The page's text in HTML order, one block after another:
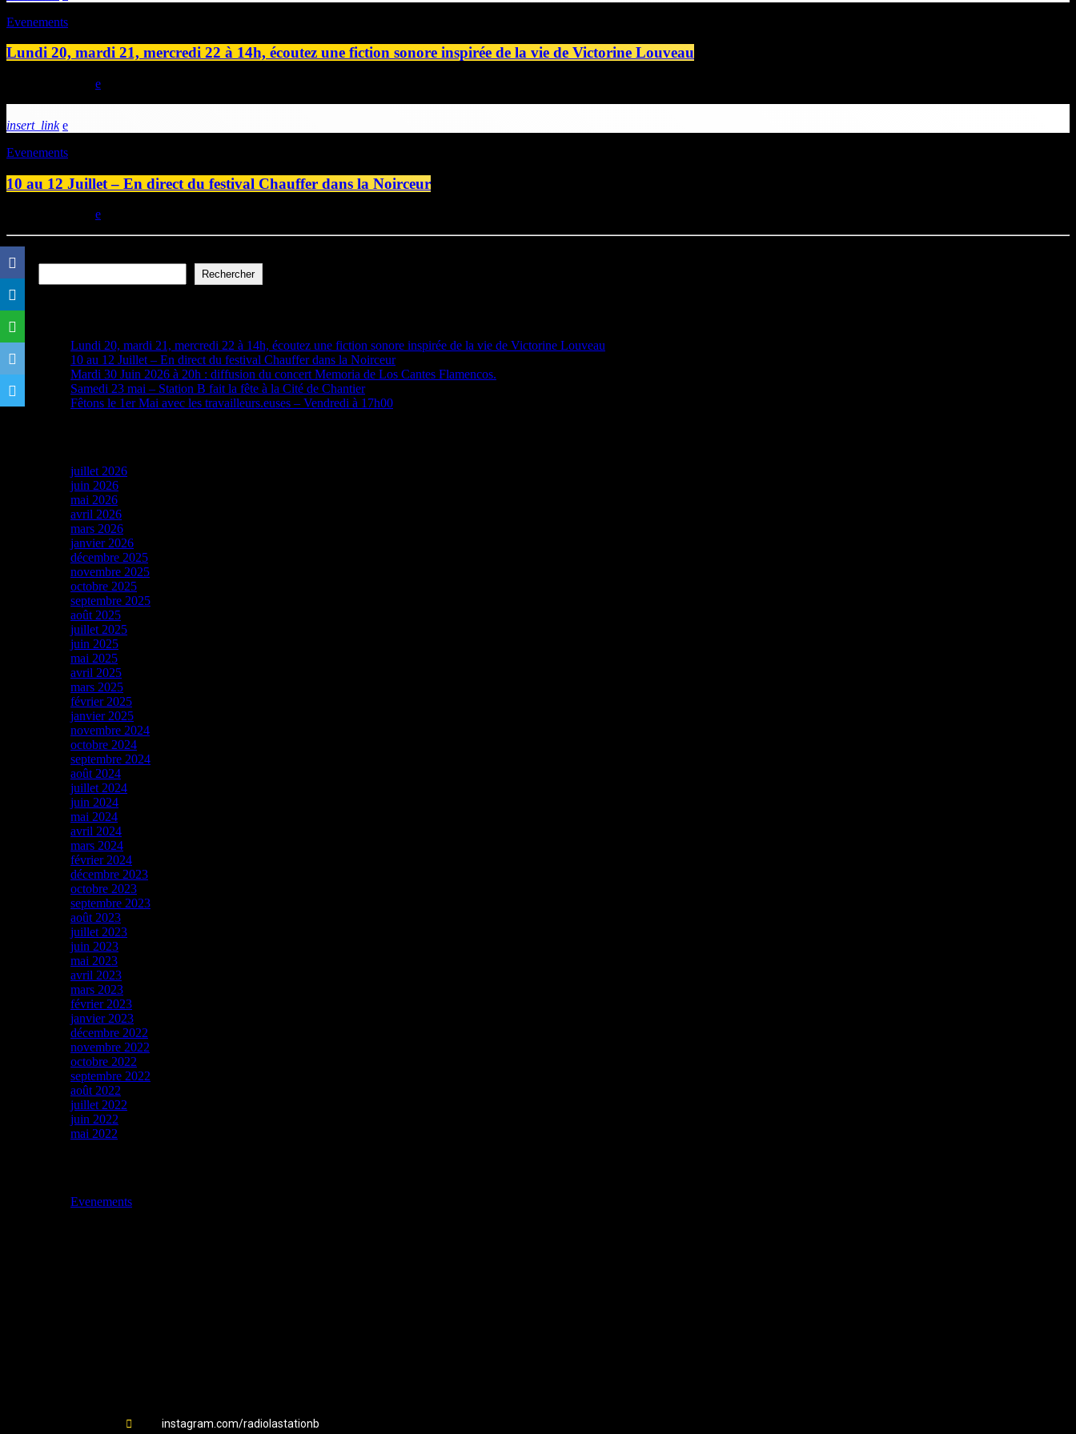
Evenements
Lundi 20, mardi 21, mercredi 22 à 14h, écoutez une fiction sonore inspirée de la vie de Victorine Louveau
insert_link
Evenements
10 au 12 Juillet – En direct du festival Chauffer dans la Noirceur
Rechercher
Lundi 20, mardi 21, mercredi 22 à 14h, écoutez une fiction sonore inspirée de la vie de Victorine Louveau
10 au 12 Juillet – En direct du festival Chauffer dans la Noirceur
Mardi 30 Juin 2026 à 20h : diffusion du concert Memoria de Los Cantes Flamencos.
Samedi 23 mai – Station B fait la fête à la Cité de Chantier
Fêtons le 1er Mai avec les travailleurs.euses – Vendredi à 17h00
juillet 2026
juin 2026
mai 2026
avril 2026
mars 2026
janvier 2026
décembre 2025
novembre 2025
octobre 2025
septembre 2025
août 2025
juillet 2025
juin 2025
mai 2025
avril 2025
mars 2025
février 2025
janvier 2025
novembre 2024
octobre 2024
septembre 2024
août 2024
juillet 2024
juin 2024
mai 2024
avril 2024
mars 2024
février 2024
décembre 2023
octobre 2023
septembre 2023
août 2023
juillet 2023
juin 2023
mai 2023
avril 2023
mars 2023
février 2023
janvier 2023
décembre 2022
novembre 2022
octobre 2022
septembre 2022
août 2022
juillet 2022
juin 2022
mai 2022
Evenements
instagram.com/radiolastationb